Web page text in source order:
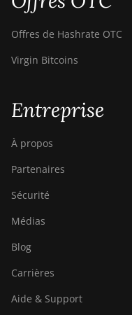
Offres de Hashrate OTC
Virgin Bitcoins
Entreprise
À propos
Partenaires
Sécurité
Médias
Blog
Carrières
Aide & Support